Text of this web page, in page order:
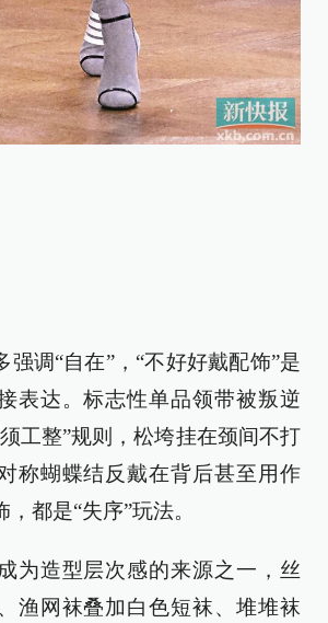
强调“自在”，“不好好戴配饰”是
表达。标志性单品领带被叛逆
工整”规则，松垮挂在颈间不打
称蝴蝶结反戴在背后甚至用作
都是“失序”玩法。
为造型层次感的来源之一，丝
渔网袜叠加白色短袜、堆堆袜